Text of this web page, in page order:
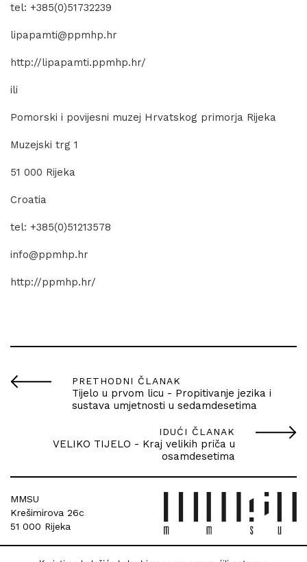
tel: +385(0)51732239
lipapamti@ppmhp.hr
http://lipapamti.ppmhp.hr/
ili
Pomorski i povijesni muzej Hrvatskog primorja Rijeka
Muzejski trg 1
51 000 Rijeka
Croatia
tel: +385(0)51213578
info@ppmhp.hr
http://ppmhp.hr/
PRETHODNI ČLANAK
Tijelo u prvom licu - Propitivanje jezika i
sustava umjetnosti u sedamdesetima
IDUĆI ČLANAK
VELIKO TIJELO - Kraj velikih priča u
osamdesetima
MMSU
Krešimirova 26c
51 000 Rijeka